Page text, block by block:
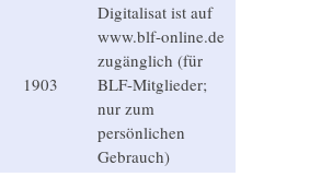
1903
Digitalisat ist auf
www.blf-online.de
zugänglich (für
BLF-Mitglieder;
nur zum
persönlichen
Gebrauch)